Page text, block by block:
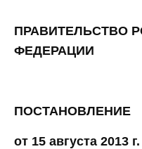
ПРАВИТЕЛЬСТВО
ФЕДЕРАЦИИ
ПОСТАНОВЛЕНИЕ
от 15 августа 2013